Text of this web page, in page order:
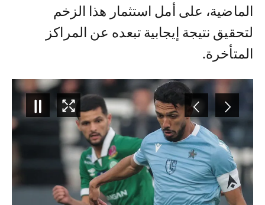
الماضية، على أمل استثمار هذا الزخم
لتحقيق نتيجة إيجابية تبعده عن المراكز
المتأخرة.